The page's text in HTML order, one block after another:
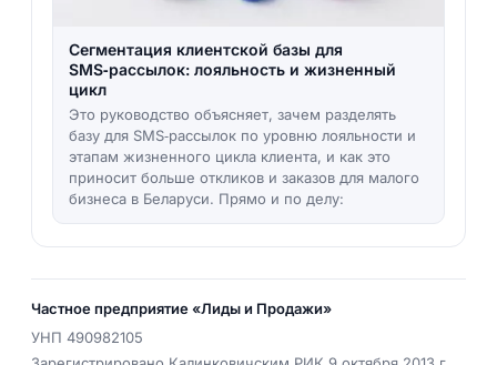
Сегментация клиентской базы для
SMS‑рассылок: лояльность и жизненный
цикл
Это руководство объясняет, зачем разделять
базу для SMS‑рассылок по уровню лояльности и
этапам жизненного цикла клиента, и как это
приносит больше откликов и заказов для малого
бизнеса в Беларуси. Прямо и по делу:
Частное предприятие «Лиды и Продажи»
УНП 490982105